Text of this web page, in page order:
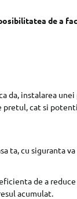
de a
da, instalarea
cat si
ta, cu siguranta
de a
acumulat.